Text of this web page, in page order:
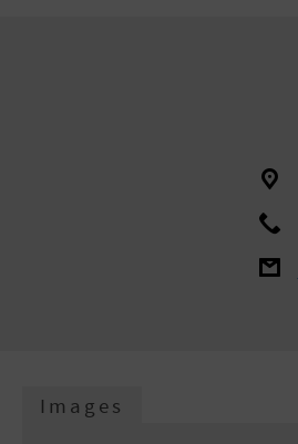
Images